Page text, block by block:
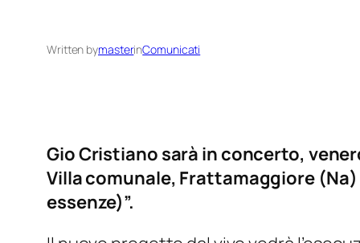
Written bymasterinComunicati
Gio Cristiano sarà in concerto,
Villa comunale, Frattamaggiore
essenze)”.